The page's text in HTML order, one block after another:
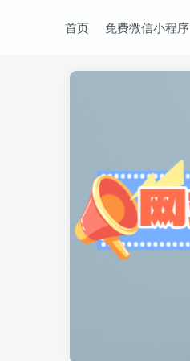
首页 免费微信小程序